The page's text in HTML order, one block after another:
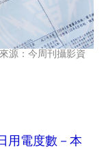
源：今周刊攝影資
用電度數－本